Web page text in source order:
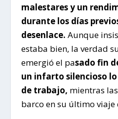
malestares y un
durante los días
desenlace. Aunque
estaba bien, la verdad
emergió el pasado fin
un infarto silencioso
de trabajo, mientras
barco en su último viaje